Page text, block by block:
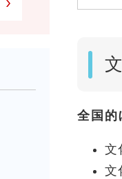
全国的
文
文